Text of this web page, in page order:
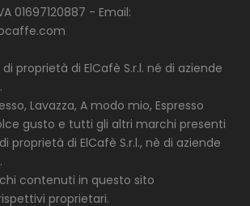
01697120887 - Email:
proprietà di ElCafè S.r.l. né di aziende
Lavazza, A modo mio, Espresso
gusto e tutti gli altri marchi presenti
proprietà di ElCafè S.r.l., nè di aziende
contenuti in questo sito
proprietari.